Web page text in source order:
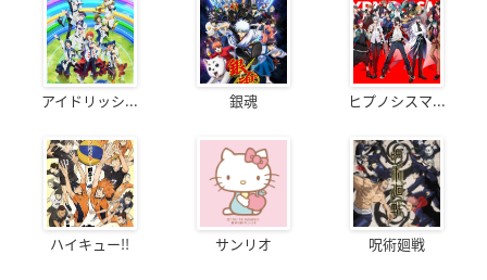
アイドリッシ... 銀魂 ヒプノシスマ...
ハイキュー!! サンリオ 呪術廻戦